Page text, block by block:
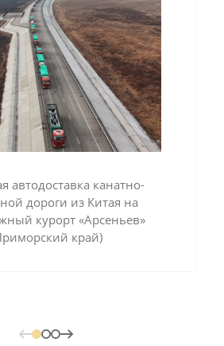
автодоставка канатно-
дороги из Китая на
курорт «Арсеньев»
край)